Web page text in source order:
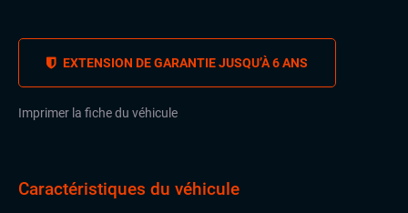
EXTENSION DE GARANTIE JUSQU’À 6 ANS
Imprimer la fiche du véhicule
Caractéristiques du véhicule